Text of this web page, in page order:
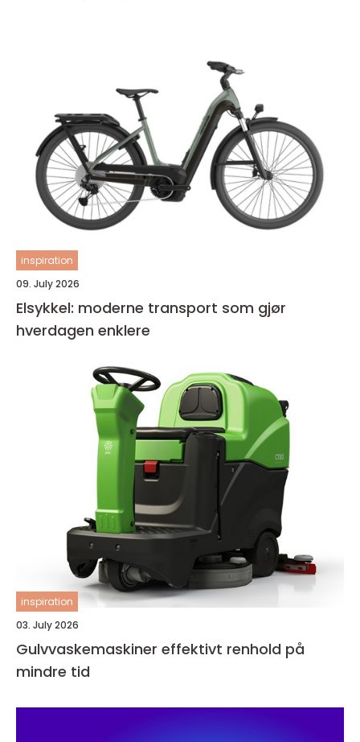
inspiration
09. July 2026
Elsykkel: moderne transport som gjør
hverdagen enklere
inspiration
03. July 2026
Gulvvaskemaskiner effektivt renhold på
mindre tid